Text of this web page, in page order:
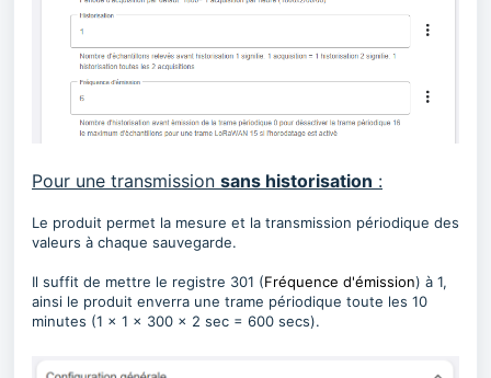
Pour une transmission sans historisation :
Le produit permet la mesure et la transmission périodique des
valeurs à chaque sauvegarde.
Il suffit de mettre le registre 301 (Fréquence d'émission) à 1,
ainsi le produit enverra une trame périodique toute les 10
minutes (1 x 1 x 300 x 2 sec = 600 secs).